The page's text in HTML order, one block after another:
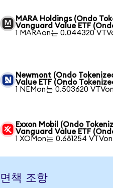
MARA Holdings (Ondo
Vanguard Value ETF
1 MARAon는 0.044320
Newmont (Ondo
Value ETF (Ondo
1 NEMon는 0.503620
Exxon Mobil (Ondo
Vanguard Value ETF
1 XOMon는 0.681254
면책 조항